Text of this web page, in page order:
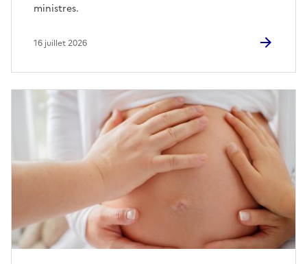
ministres.
16 juillet 2026